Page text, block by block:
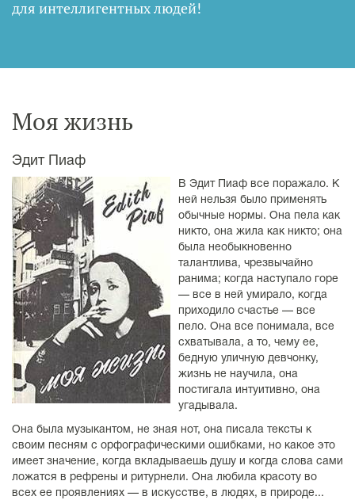
для интеллигентных людей!
Моя жизнь
Эдит Пиаф
В Эдит Пиаф все поражало. К
ней нельзя было применять
обычные нормы. Она пела как
никто, она жила как никто; она
была необыкновенно
талантлива, чрезвычайно
ранима; когда наступало горе
— все в ней умирало, когда
приходило счастье — все
пело. Она все понимала, все
схватывала, а то, чему ее,
бедную уличную девчонку,
жизнь не научила, она
постигала интуитивно, она
угадывала.
Она была музыкантом, не зная нот, она писала тексты к
своим песням с орфографическими ошибками, но какое это
имеет значение, когда вкладываешь душу и когда слова сами
ложатся в рефрены и ритурнели. Она любила красоту во
всех ее проявлениях — в искусстве, в людях, в природе...